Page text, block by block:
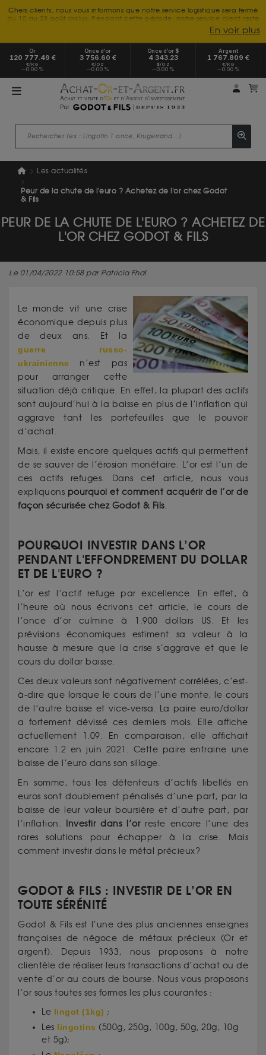
Chers clients, nous vous informons que notre service logistique sera fermé
du 10 au 28 août inclus. Pendant cette période, notre service client reste
à votre disposition tout l'été. Vous pouvez nous joindre du lundi au
vendredi, de 9h30 à 18h, pour toute demande d'information.
Nous vous remercions de votre compréhension et vous souhaitons un
excellent été.
En voir plus
Or
120 777.49 €
€/KG
0.00 %
Once d’or
3 756.60 €
€/OZ
0.00 %
Once d’or $
4 343.23
$/OZ
0.00 %
Argent
1 767.809 €
€/KG
0.00 %
Mon
Les actualités
Peur de la chute de l'euro ? Achetez de l'or chez Godot
& Fils
PEUR DE LA CHUTE DE L'EURO ? ACHETEZ DE
L'OR CHEZ GODOT & FILS
Le 01/04/2022 10:58 par Patricia Fhal
Le monde vit une crise
économique depuis plus
de deux ans. Et la
guerre russo-
ukrainienne n’est pas
pour arranger cette
situation déjà critique. En effet, la plupart des actifs
sont aujourd’hui à la baisse en plus de l’inflation qui
aggrave tant les portefeuilles que le pouvoir
d’achat.
Mais, il existe encore quelques actifs qui permettent
de se sauver de l’érosion monétaire. L’or est l’un de
ces actifs refuges. Dans cet article, nous vous
expliquons pourquoi et comment acquérir de l’or de
façon sécurisée chez Godot & Fils.
POURQUOI INVESTIR DANS L’OR
PENDANT L'EFFONDREMENT DU DOLLAR
ET DE L'EURO ?
L’or est l’actif refuge par excellence. En effet, à
l’heure où nous écrivons cet article, le cours de
l’once d’or culmine à 1.900 dollars US. Et les
prévisions économiques estiment sa valeur à la
hausse à mesure que la crise s’aggrave et que le
cours du dollar baisse.
Ces deux valeurs sont négativement corrélées, c’est-
à-dire que lorsque le cours de l’une monte, le cours
de l’autre baisse et vice-versa. La paire euro/dollar
a fortement dévissé ces derniers mois. Elle affiche
actuellement 1.09. En comparaison, elle affichait
encore 1.2 en juin 2021. Cette paire entraine une
baisse de l’euro dans son sillage.
En somme, tous les détenteurs d’actifs libellés en
euros sont doublement pénalisés d’une part, par la
baisse de leur valeur boursière et d’autre part, par
l’inflation.
Investir dans l’orreste encore l’une des
rares solutions pour échapper à la crise. Mais
comment investir dans le métal précieux?
GODOT & FILS : INVESTIR DE L’OR EN
TOUTE SÉRÉNITÉ
Godot & Fils est l’une des plus anciennes enseignes
françaises de négoce de métaux précieux (Or et
argent). Depuis 1933, nous proposons à notre
clientèle de réaliser leurs transactions d’achat ou de
vente d’or au cours de bourse. Nous vous proposons
l’or sous toutes ses formes les plus courantes :
Le lingot (1kg) ;
Les lingotins (500g, 250g, 100g, 50g, 20g, 10g
et 5g);